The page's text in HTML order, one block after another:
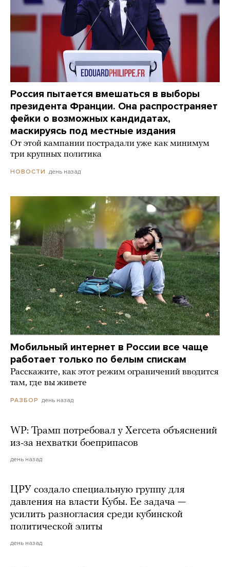
Россия пытается вмешаться в выборы
президента Франции. Она распространяет
фейки о возможных кандидатах,
маскируясь под местные издания
От этой кампании пострадали уже как минимум
три крупных политика
НОВОСТИ день назад
Мобильный интернет в России все чаще
работает только по белым спискам
Расскажите, как этот режим ограничений вводится
там, где вы живете
РАЗБОР день назад
WP: Трамп потребовал у Хегсета объяснений
из-за нехватки боеприпасов
день назад
ЦРУ создало специальную группу для
давления на власти Кубы. Ее задача —
усилить разногласия среди кубинской
политической элиты
день назад